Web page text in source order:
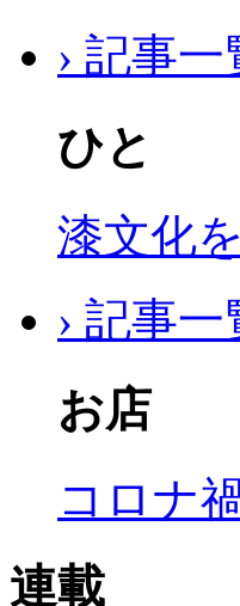
› 記事一
ひと
漆文化
› 記事一
お店
コロナ
連載